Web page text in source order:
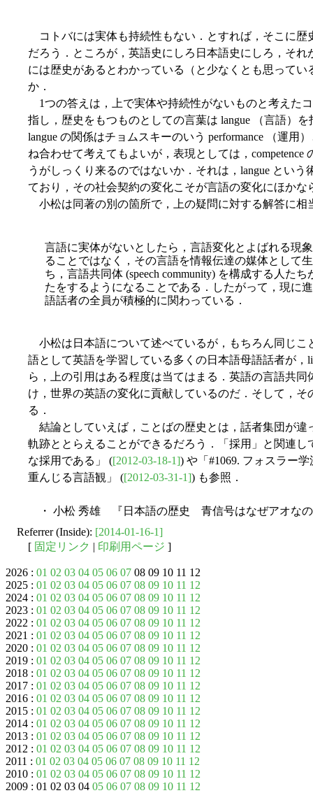
コトバには実体も持続性もない．とすれば，そこに歴
だろう．ところが，英語史にしろ日本語史にしろ，そ
には歴史があるとわかっている（と少なくとも思って
か．
1つの答えは，上で実体や持続性がないものと考えた
指し，歴史をもつものとしての言葉は langue （言語）
langue の関係はチョムスキーのいう performance （運用
ね合わせて考えてもよいが，表現としては，competence
うがしっくり来るのではないか．それは，langue とい
ており，その社会契約の変化こそが言語の変化にほか
小松は同著の別の箇所で，上の疑問に対する解答に相
言語に実体がないとしたら，言語変化とよばれる現
ることではなく，その言語を情報伝達の媒体として
ち，言語共同体 (speech community) を構成する人た
たをするようになることである．したがって，現に
語話者の全員が積極的に関わっている．
小松は日本語について述べているが，もちろん同じこ
語として英語を学習している多くの日本語母語話者が，
ら，上の引用はある程度は当てはまる．英語の言語共
け，世界の英語の変化に貢献しているのだ．そして，
る．
結論としていえば，ことばの歴史とは，話者集団が違
軌跡ととらえることができるだろう．「採用」と関連し
な採用である」 ([2012-03-18-1]) や「#1069. フォスラー
重んじる言語観」 ([2012-03-31-1]) も参照．
・ 小松 秀雄 『日本語の歴史 青信号はなぜアオな
Referrer (Inside): [2014-01-16-1]
[ 固定リンク | 印刷用ページ ]
2026 : 01 02 03 04 05 06 07 08 09 10 11 12
2025 : 01 02 03 04 05 06 07 08 09 10 11 12
2024 : 01 02 03 04 05 06 07 08 09 10 11 12
2023 : 01 02 03 04 05 06 07 08 09 10 11 12
2022 : 01 02 03 04 05 06 07 08 09 10 11 12
2021 : 01 02 03 04 05 06 07 08 09 10 11 12
2020 : 01 02 03 04 05 06 07 08 09 10 11 12
2019 : 01 02 03 04 05 06 07 08 09 10 11 12
2018 : 01 02 03 04 05 06 07 08 09 10 11 12
2017 : 01 02 03 04 05 06 07 08 09 10 11 12
2016 : 01 02 03 04 05 06 07 08 09 10 11 12
2015 : 01 02 03 04 05 06 07 08 09 10 11 12
2014 : 01 02 03 04 05 06 07 08 09 10 11 12
2013 : 01 02 03 04 05 06 07 08 09 10 11 12
2012 : 01 02 03 04 05 06 07 08 09 10 11 12
2011 : 01 02 03 04 05 06 07 08 09 10 11 12
2010 : 01 02 03 04 05 06 07 08 09 10 11 12
2009 : 01 02 03 04 05 06 07 08 09 10 11 12